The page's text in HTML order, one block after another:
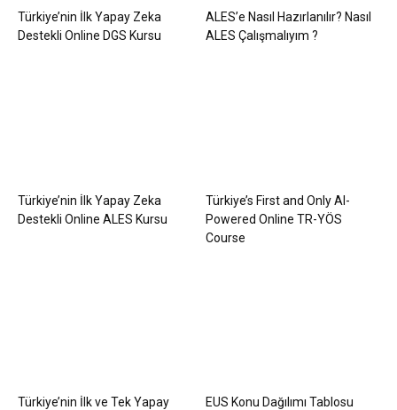
Türkiye’nin İlk Yapay Zeka
Destekli Online DGS Kursu
ALES’e Nasıl Hazırlanılır? Nasıl
ALES Çalışmalıyım ?
Türkiye’nin İlk Yapay Zeka
Destekli Online ALES Kursu
Türkiye’s First and Only AI-
Powered Online TR-YÖS
Course
Türkiye’nin İlk ve Tek Yapay EUS Konu Dağılımı Tablosu